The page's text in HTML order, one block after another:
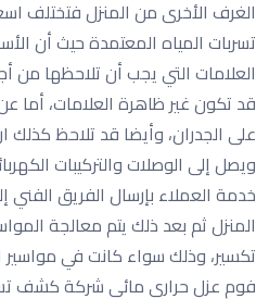
تسربات المياه المعتمدة حيث أن
العلامات التي يجب أن تلاحظها من
قد تكون غير ظاهرة العلامات، أما
على الجدران، وأيضا قد تلاحظ
ويصل إلى الوصلات والتركيبات
خدمة العملاء بإرسال الفريق
المنزل ثم بعد ذلك يتم معالجة
تكسير، وذلك سواء كانت في